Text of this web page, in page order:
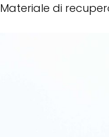
Materiale di